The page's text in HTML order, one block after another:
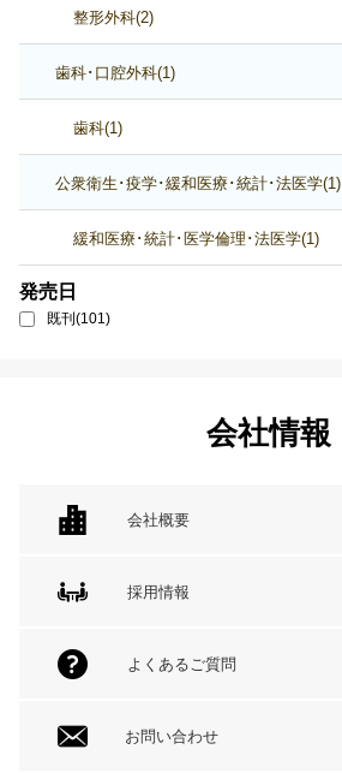
整形外科(2)
歯科･口腔外科(1)
歯科(1)
公衆衛生･疫学･緩和医療･統計･法医学(1)
緩和医療･統計･医学倫理･法医学(1)
発売日
既刊(101)
会社情報
会社概要
採用情報
よくあるご質問
お問い合わせ